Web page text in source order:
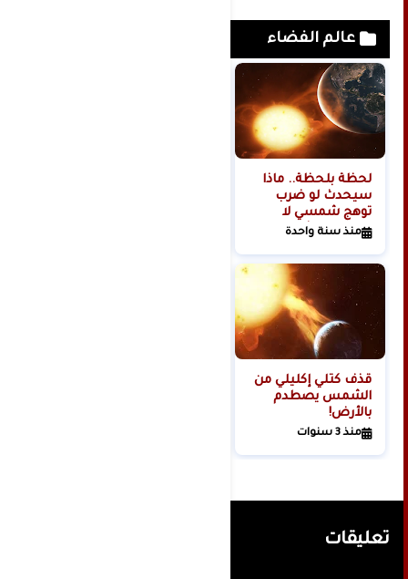
عالم الفضاء
لحظة بلحظة.. ماذا
سيحدث لو ضرب
توهج شمسي لا
تتحمله البشرية
منذ سنة واحدة
قذف كتلي إكليلي من
الشمس يصطدم
بالأرض!
منذ 3 سنوات
تعليقات